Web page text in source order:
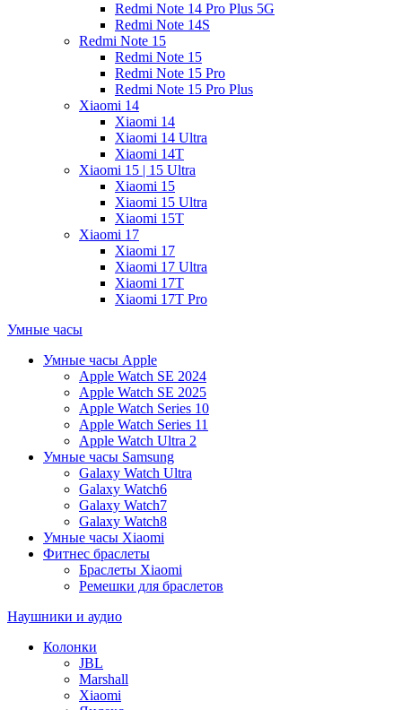
Redmi Note 14 Pro Plus 5G
Redmi Note 14S
Redmi Note 15
Redmi Note 15
Redmi Note 15 Pro
Redmi Note 15 Pro Plus
Xiaomi 14
Xiaomi 14
Xiaomi 14 Ultra
Xiaomi 14T
Xiaomi 15 | 15 Ultra
Xiaomi 15
Xiaomi 15 Ultra
Xiaomi 15T
Xiaomi 17
Xiaomi 17
Xiaomi 17 Ultra
Xiaomi 17T
Xiaomi 17T Pro
Умные часы
Умные часы Apple
Apple Watch SE 2024
Apple Watch SE 2025
Apple Watch Series 10
Apple Watch Series 11
Apple Watch Ultra 2
Умные часы Samsung
Galaxy Watch Ultra
Galaxy Watch6
Galaxy Watch7
Galaxy Watch8
Умные часы Xiaomi
Фитнес браслеты
Браслеты Xiaomi
Ремешки для браслетов
Наушники и аудио
Колонки
JBL
Marshall
Xiaomi